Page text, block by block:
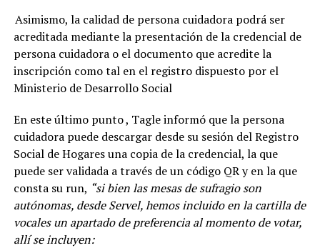
Asimismo, la calidad de persona cuidadora podrá ser
acreditada mediante la presentación de la credencial de
persona cuidadora o el documento que acredite la
inscripción como tal en el registro dispuesto por el
Ministerio de Desarrollo Social
En este último punto , Tagle informó que la persona
cuidadora puede descargar desde su sesión del Registro
Social de Hogares una copia de la credencial, la que
puede ser validada a través de un código QR y en la que
consta su run, “si bien las mesas de sufragio son
autónomas, desde Servel, hemos incluido en la cartilla de
vocales un apartado de preferencia al momento de votar,
allí se incluyen: